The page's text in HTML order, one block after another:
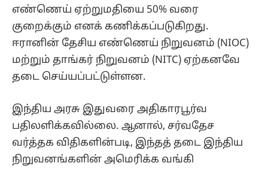
எண்ணெய் ஏற்றுமதியை 50% வரை
குறைக்கும் எனக் கணிக்கப்படுகிறது.
ஈரானின் தேசிய எண்ணெய் நிறுவனம் (NIOC)
மற்றும் தாங்கர் நிறுவனம் (NITC) ஏற்கனவே
தடை செய்யப்பட்டுள்ளன.
இந்திய அரசு இதுவரை அதிகாரபூர்வ
பதிலளிக்கவில்லை. ஆனால், சர்வதேச
வர்த்தக விதிகளின்படி, இந்தத் தடை இந்திய
நிறுவனங்களின் அமெரிக்க வங்கி